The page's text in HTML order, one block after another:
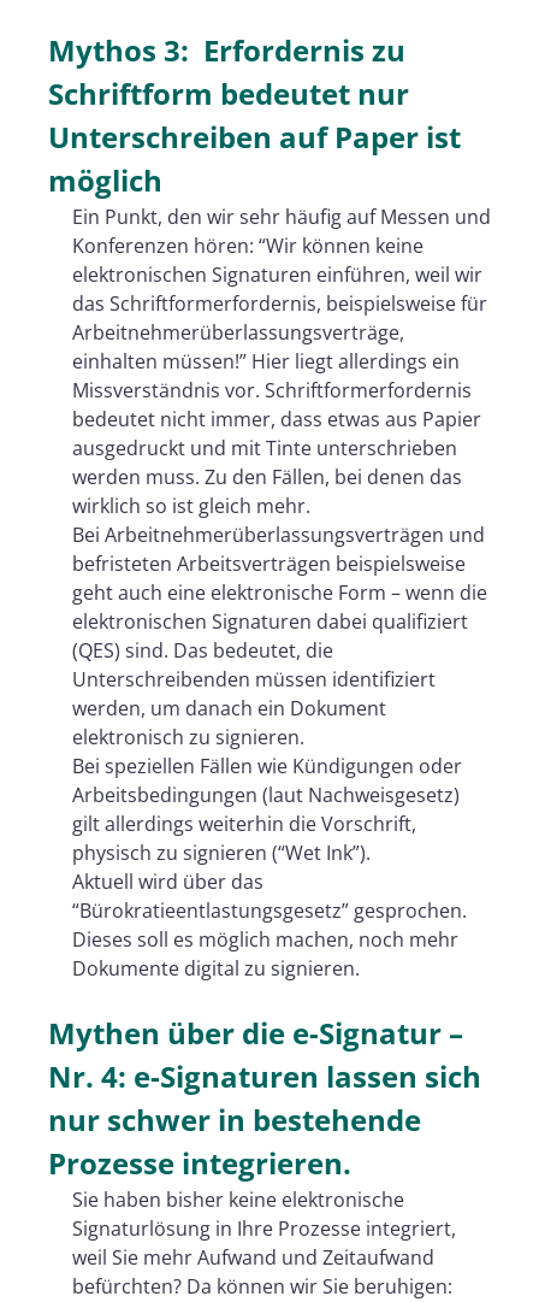
Mythos 3: Erfordernis zu
Schriftform bedeutet nur
Unterschreiben auf Paper ist
möglich
Ein Punkt, den wir sehr häufig auf Messen und
Konferenzen hören: “Wir können keine
elektronischen Signaturen einführen, weil wir
das Schriftformerfordernis, beispielsweise für
Arbeitnehmerüberlassungsverträge,
einhalten müssen!” Hier liegt allerdings ein
Missverständnis vor. Schriftformerfordernis
bedeutet nicht immer, dass etwas aus Papier
ausgedruckt und mit Tinte unterschrieben
werden muss. Zu den Fällen, bei denen das
wirklich so ist gleich mehr.
Bei Arbeitnehmerüberlassungsverträgen und
befristeten Arbeitsverträgen beispielsweise
geht auch eine elektronische Form – wenn die
elektronischen Signaturen dabei qualifiziert
(QES) sind. Das bedeutet, die
Unterschreibenden müssen identifiziert
werden, um danach ein Dokument
elektronisch zu signieren.
Bei speziellen Fällen wie Kündigungen oder
Arbeitsbedingungen (laut Nachweisgesetz)
gilt allerdings weiterhin die Vorschrift,
physisch zu signieren (“Wet Ink”).
Aktuell wird über das
“Bürokratieentlastungsgesetz” gesprochen.
Dieses soll es möglich machen, noch mehr
Dokumente digital zu signieren.
Mythen über die e-Signatur –
Nr. 4: e-Signaturen lassen sich
nur schwer in bestehende
Prozesse integrieren.
Sie haben bisher keine elektronische
Signaturlösung in Ihre Prozesse integriert,
weil Sie mehr Aufwand und Zeitaufwand
befürchten? Da können wir Sie beruhigen: